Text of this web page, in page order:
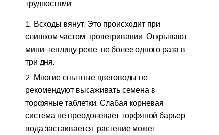
трудностями:
Всходы вянут. Это происходит при
слишком частом проветривании. Открывают
мини-теплицу реже, не более одного раза в
три дня.
Многие опытные цветоводы не
рекомендуют высаживать семена в
торфяные таблетки. Слабая корневая
система не преодолевает торфяной барьер,
вода застаивается, растение может